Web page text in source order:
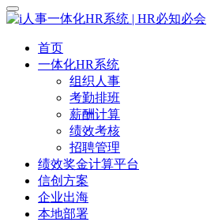
首页
一体化HR系统
组织人事
考勤排班
薪酬计算
绩效考核
招聘管理
绩效奖金计算平台
信创方案
企业出海
本地部署